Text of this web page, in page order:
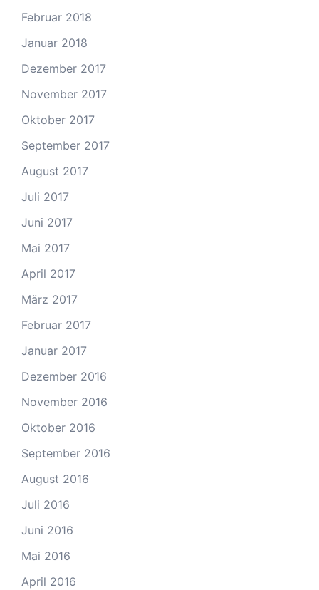
Februar 2018
Januar 2018
Dezember 2017
November 2017
Oktober 2017
September 2017
August 2017
Juli 2017
Juni 2017
Mai 2017
April 2017
März 2017
Februar 2017
Januar 2017
Dezember 2016
November 2016
Oktober 2016
September 2016
August 2016
Juli 2016
Juni 2016
Mai 2016
April 2016